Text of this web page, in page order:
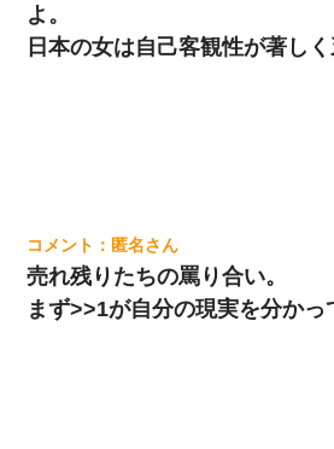
よ。
日本の女は自己客観性が著しく
匿名
売れ残りたちの罵り合い。
まず>>1が自分の現実を分かっ